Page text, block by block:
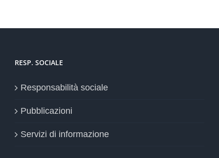
RESP. SOCIALE
Responsabilità sociale
Pubblicazioni
Servizi di informazione